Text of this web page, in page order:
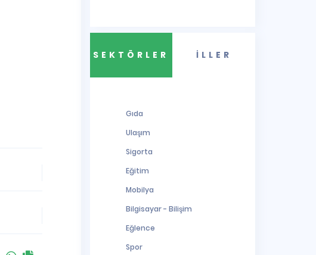
SEKTÖRLER İLLER
Gıda
Ulaşım
Sigorta
Eğitim
Mobilya
Bilgisayar - Bilişim
Eğlence
Spor